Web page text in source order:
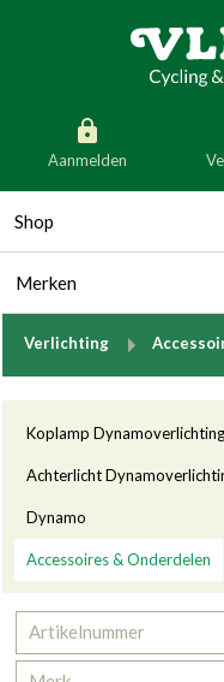
Aanmelden
België
Duitsland
Slovenië
Denemarken
Bulgarije
generic_skip_language
Shop
Merken
Verlichting breadcrumb.to
Categorieën
Koplamp Dynamoverlichting
Achterlicht
Dynamo
Accessoires & Onderdelen
Artikelnummer